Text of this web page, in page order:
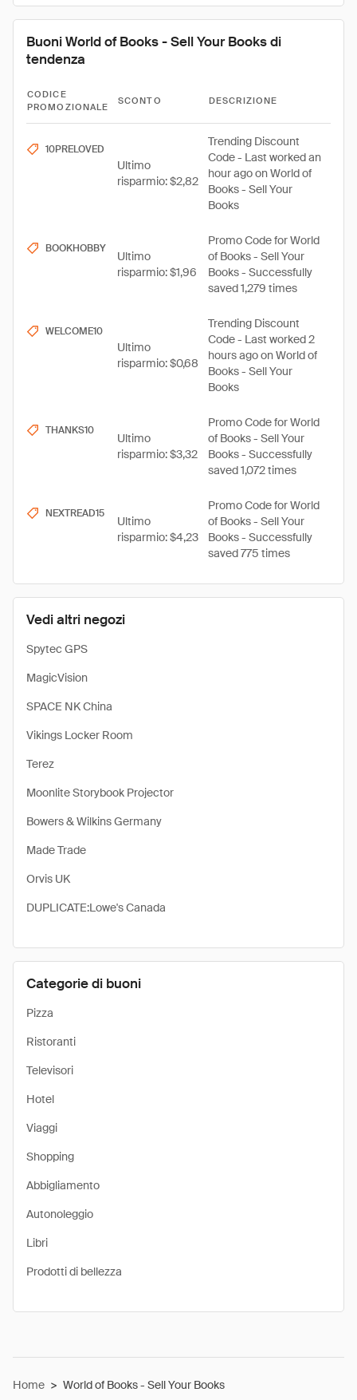
Vedi altri negozi
Spytec GPS
MagicVision
SPACE NK China
Vikings Locker Room
Terez
Moonlite Storybook Projector
Bowers & Wilkins Germany
Made Trade
Orvis UK
DUPLICATE:Lowe's Canada
Categorie di buoni
Pizza
Ristoranti
Televisori
Hotel
Viaggi
Shopping
Abbigliamento
Autonoleggio
Libri
Prodotti di bellezza
Buoni World of Books - Sell Your Books di
tendenza
CODICE
PROMOZIONALE
SCONTO DESCRIZIONE
10PRELOVED
Ultimo
risparmio: $2,82
Trending Discount
Code - Last worked an
hour ago on World of
Books - Sell Your
Books
BOOKHOBBY
Ultimo
risparmio: $1,96
Promo Code for World
of Books - Sell Your
Books - Successfully
saved 1,279 times
WELCOME10
Ultimo
risparmio: $0,68
Trending Discount
Code - Last worked 2
hours ago on World of
Books - Sell Your
Books
THANKS10
Ultimo
risparmio: $3,32
Promo Code for World
of Books - Sell Your
Books - Successfully
saved 1,072 times
NEXTREAD15
Ultimo
risparmio: $4,23
Promo Code for World
of Books - Sell Your
Books - Successfully
saved 775 times
Home > World of Books - Sell Your Books